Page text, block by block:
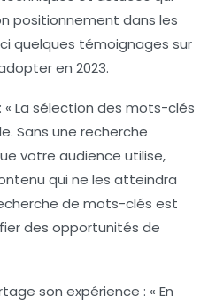
positionnement dans les
quelques témoignages sur
en 2023.
La sélection des mots-clés
Sans une recherche
votre audience utilise,
qui ne les atteindra
de mots-clés est
des opportunités de
son expérience : « En